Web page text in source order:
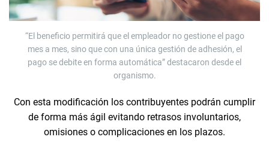
“El beneficio permitirá que el empleador no gestione el pago
mes a mes, sino que con una única gestión de adhesión, el
pago se debite en forma automática” destacaron desde el
organismo.
Con esta modificación los contribuyentes podrán cumplir
de forma más ágil evitando retrasos involuntarios,
omisiones o complicaciones en los plazos.